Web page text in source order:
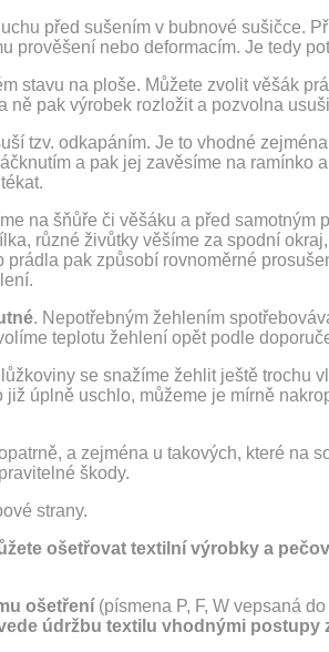
před sušením v bubnové sušičce.
prověšení nebo deformacím. Je tedy
stavu na ploše. Můžete zvolit věšák
ně pak výrobek rozložit a pozvolna
tzv. odkapáním. Je to vhodné
a pak jej zavěsíme na ramínko
na šňůře či věšáku a před samotným
různé živůtky věšíme za spodní
pak způsobí rovnoměrné
. Nepotřebným žehlením
teplotu žehlení opět podle
se snažíme žehlit ještě trochu
úplně uschlo, můžeme je mírně
a zejména u takových, které na
škody.
strany.
ošetřovat textilní výrobky a
ošetření (písmena P, F, W vepsaná
údržbu textilu vhodnými postupy